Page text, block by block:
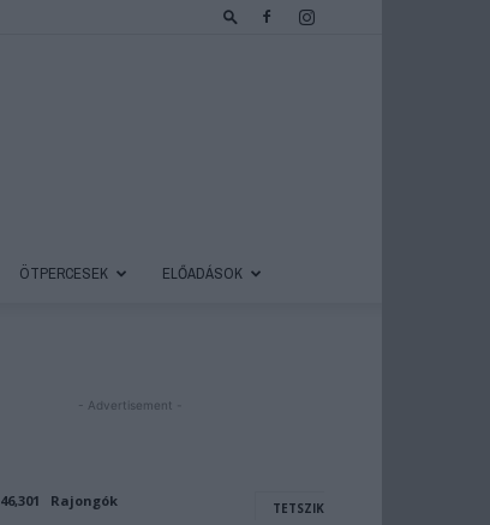
ÖTPERCESEK ELŐADÁSOK
- Advertisement -
46,301 Rajongók TETSZIK